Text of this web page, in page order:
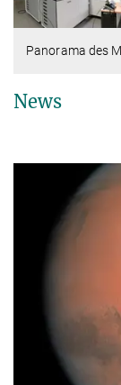
Panorama des
News